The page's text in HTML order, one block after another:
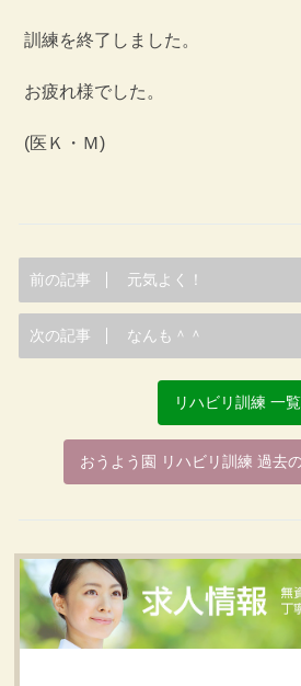
訓練を終了しました。
お疲れ様でした。
(医Ｋ・Ｍ)
前の記事 元気よく！
次の記事 なんも＾＾
リハビリ訓練 一
おうよう園 リハビリ訓練 過去